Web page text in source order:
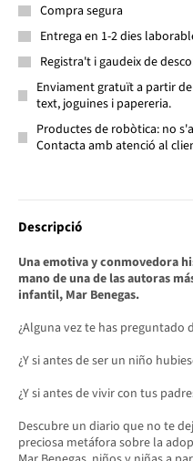
Compra segura
Entrega en 1-2 dies
Registra't i gaudeix de
Enviament gratuït a partir
text, joguines i papereria.
Productes de robòtica: no
Contacta amb atenció al
Descripció
Una emotiva y conmovedora
mano de una de las autoras
infantil, Mar Benegas.
¿Alguna vez te has preguntado
¿Y si antes de ser un niño
¿Y si antes de vivir con tus
Descubre un diario que no te
preciosa metáfora sobre la